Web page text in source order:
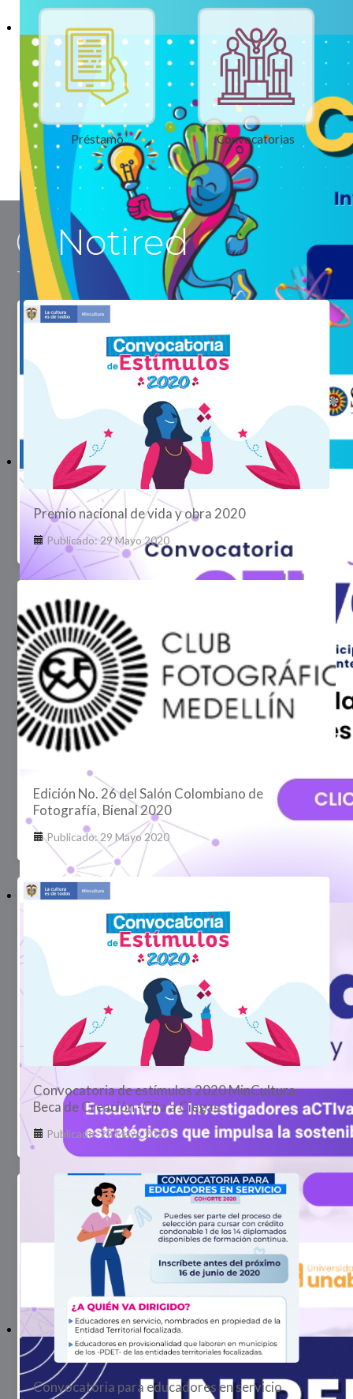
Préstamo Convocatorias
Notired
Premio nacional de vida y obra 2020
Publicado: 29 Mayo 2020
Edición No. 26 del Salón Colombiano de
Fotografía, Bienal 2020
Publicado: 29 Mayo 2020
Convocatoria de estímulos 2020 MinCultura -
Beca de Creación -Cita a Ciegas
Publicado: 29 Mayo 2020
Convocatoria para educadores en servicio